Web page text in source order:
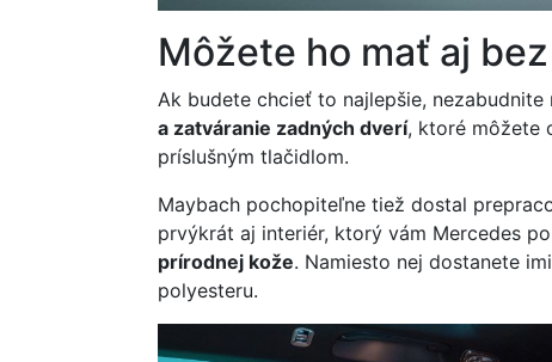
Môžete ho mať aj
Ak budete chcieť to najlepšie, nezabudnite
a zatváranie zadných dverí, ktoré môžete
príslušným tlačidlom.
Maybach pochopiteľne tiež dostal
prvýkrát aj interiér, ktorý vám Mercedes
prírodnej kože. Namiesto nej dostanete
polyesteru.